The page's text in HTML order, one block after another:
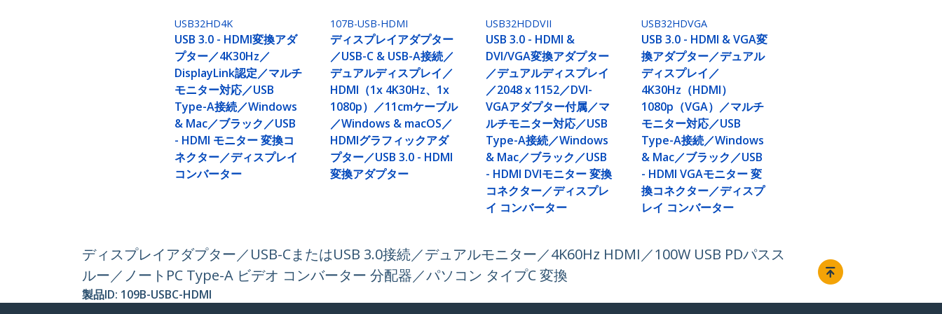
USB32HD4K
USB 3.0 - HDMI変換アダ
プター／4K30Hz／
DisplayLink認定／マルチ
モニター対応／USB
Type-A接続／Windows
& Mac／ブラック／USB
- HDMI モニター 変換コ
ネクター／ディスプレイ
コンバーター
107B-USB-HDMI
ディスプレイアダプター
／USB-C & USB-A接続／
デュアルディスプレイ／
HDMI（1x 4K30Hz、1x
1080p）／11cmケーブル
／Windows & macOS／
HDMIグラフィックアダ
プター／USB 3.0 - HDMI
変換アダプター
USB32HDDVII
USB 3.0 - HDMI &
DVI/VGA変換アダプター
／デュアルディスプレイ
／2048 x 1152／DVI-
VGAアダプター付属／マ
ルチモニター対応／USB
Type-A接続／Windows
& Mac／ブラック／USB
- HDMI DVIモニター 変換
コネクター／ディスプレ
イ コンバーター
USB32HDVGA
USB 3.0 - HDMI & VGA変
換アダプター／デュアル
ディスプレイ／
4K30Hz（HDMI）
1080p（VGA）／マルチ
モニター対応／USB
Type-A接続／Windows
& Mac／ブラック／USB
- HDMI VGAモニター 変
換コネクター／ディスプ
レイ コンバーター
ディスプレイアダプター／USB-CまたはUSB 3.0接続／デュアルモニター／4K60Hz HDMI／100W USB PDパスス
ルー／ノートPC Type-A ビデオ コンバーター 分配器／パソコン タイプC 変換
製品ID: 109B-USBC-HDMI